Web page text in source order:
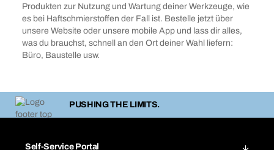
Produkten zur Nutzung und Wartung deiner Werkzeuge, wie
es bei Haftschmierstoffen der Fall ist. Bestelle jetzt über
unsere Website oder unsere mobile App und lass dir alles,
was du brauchst, schnell an den Ort deiner Wahl liefern:
Büro, Baustelle usw.
PUSHING THE LIMITS.
Self-Service Portal